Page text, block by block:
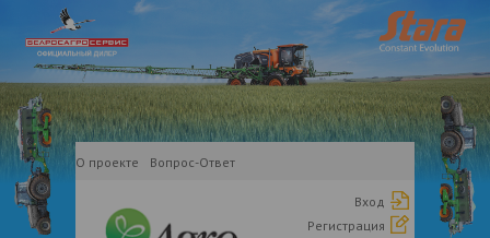
О проекте Вопрос-Ответ
Вход
Регистрация